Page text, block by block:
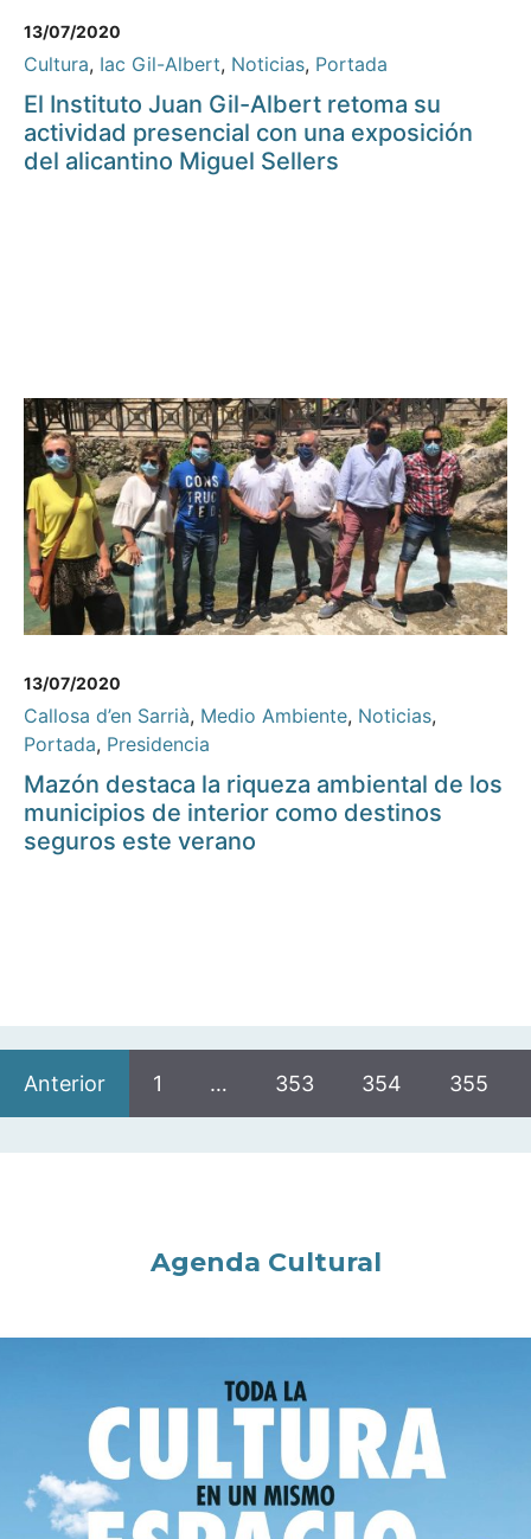
13/07/2020
Cultura, Iac Gil-Albert, Noticias, Portada
El Instituto Juan Gil-Albert retoma su
actividad presencial con una exposición
del alicantino Miguel Sellers
13/07/2020
Callosa d’en Sarrià, Medio Ambiente, Noticias,
Portada, Presidencia
Mazón destaca la riqueza ambiental de los
municipios de interior como destinos
seguros este verano
Anterior 1 … 353 354 355
Agenda Cultural